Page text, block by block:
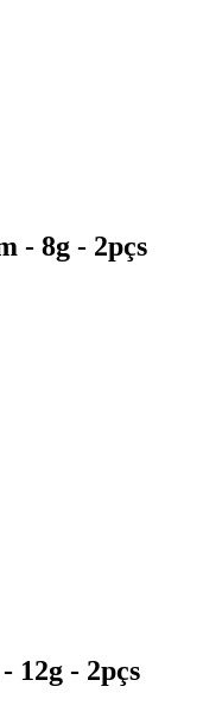
- 8g - 2pçs
12g - 2pçs